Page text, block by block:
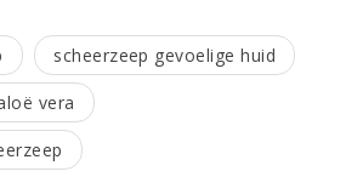
scheerzeep gevoelige huid
vera